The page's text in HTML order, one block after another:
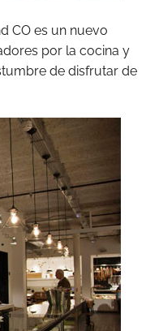
CO es un nuevo
por la cocina y
de disfrutar de